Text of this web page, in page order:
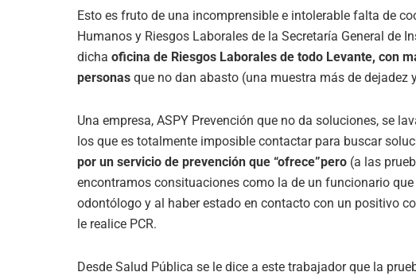
Esto es fruto de una incomprensible e intolerable falta de
Humanos y Riesgos Laborales de la Secretaría General de
dicha oficina de Riesgos Laborales de todo Levante, con
personas que no dan abasto (una muestra más de dejadez
Una empresa, ASPY Prevención que no da soluciones, se
los que es totalmente imposible contactar para buscar
por un servicio de prevención que “ofrece”pero (a las
encontramos consituaciones como la de un funcionario
odontólogo y al haber estado en contacto con un positivo
le realice PCR.
Desde Salud Pública se le dice a este trabajador que la